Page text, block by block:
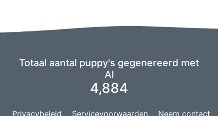
Totaal aantal puppy's gegenereerd met
AI
4,884
Privacybeleid Servicevoorwaarden Neem contact